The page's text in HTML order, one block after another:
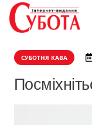
СУБОТНЯ КАВА